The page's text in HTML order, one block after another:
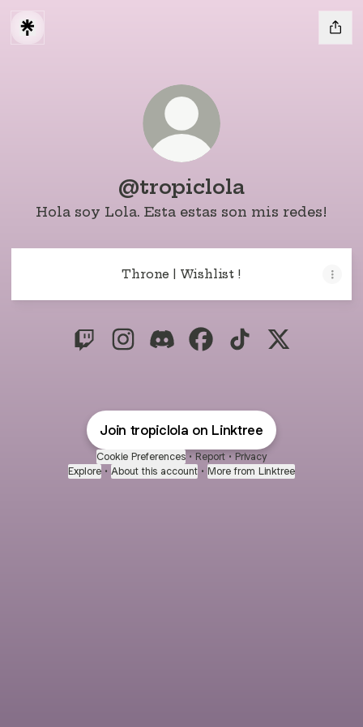
@tropiclola
Hola soy Lola. Esta estas son mis redes!
Throne | Wishlist !
Join tropiclola on Linktree
Cookie Preferences • Report • Privacy
Explore • About this account • More from Linktree